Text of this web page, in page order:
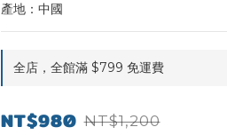
產地：中國
全店，全館滿 $799 免運費
NT$980 NT$1,200